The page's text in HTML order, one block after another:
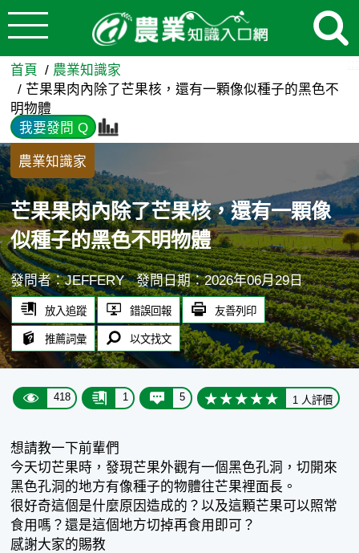
跳到主要內容
芒果果肉內除了芒果核，還
首頁
農業知識家
芒果果肉內除了芒果核，還有一顆像似種子的黑色不
明物體
我要發問 Q
農業知識家
芒果果肉內除了芒果核，還有一顆像
似種子的黑色不明物體
發問者：JEFFERY 發問日期：2026年06月29日
放入追蹤 錯誤回報 友善列印
推薦詞彙 以文找文
418 1 5 1 人評價
想請教一下前輩們
今天切芒果時，發現芒果外觀有一個黑色孔洞，切開來
黑色孔洞的地方有像種子的物體往芒果裡面長。
很好奇這個是什麼原因造成的？以及這顆芒果可以照常
食用嗎？還是這個地方切掉再食用即可？
感謝大家的賜教